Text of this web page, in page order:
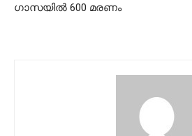
ഗാസയില്‍ 600 മരണം